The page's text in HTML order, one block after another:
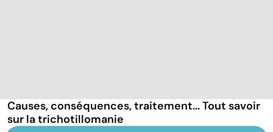
Causes, conséquences, traitement... Tout savoir
sur la trichotillomanie